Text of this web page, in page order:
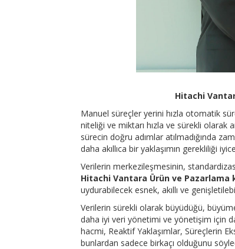
Hitachi
Manuel süreçler yerini hızla otomatik
niteliği ve miktarı hızla ve sürekli
sürecin doğru adımlar atılmadığında
daha akıllıca bir yaklaşımın gerekliliği
Verilerin merkezileşmesinin,
Hitachi Vantara Ürün ve
uydurabilecek esnek, akıllı ve
Verilerin sürekli olarak büyüdüğü,
daha iyi veri yönetimi ve yönetişim için
hacmi, Reaktif Yaklaşımlar, Süreçlerin
bunlardan sadece birkaçı olduğunu